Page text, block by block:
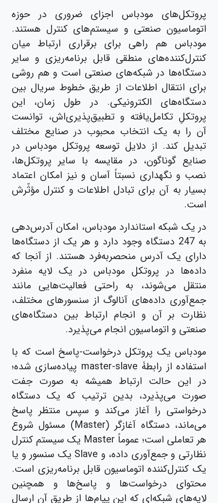
پروتکل‌های مودباس اجزای ضروری در حوزه
اتوماسیون صنعتی و سیستم‌های کنترل هستند.
مودباس هم راهی برای برقراری ارتباط میان
کنترل‌کننده‌های منطقی قابل برنامه‌ریزی و سایر
دستگاه‌ها در شبکه‌های صنعتی است و هم روشی
برای انتقال اطلاعات از طریق خطوط سریال بین
دستگاه‌های الکترونیکی. در طول زمان، این
پروتکلِ تکامل‌‌یافته و تطبیق‌پذیری‌اش، توانست
آن را به یک انتخاب محبوب در صنایع مختلف
تبدیل کند. از دلایل توسعه پروتکل مودباس در
صنایع گوناگون، در مقایسه با سایر پروتکل‌ها،
نصب و نگهداری نسبتاً آسان و نیز امکان اعتماد
بسیار به آن برای تبادل اطلاعات و کنترل مؤثّرش
است.
در یک شبکه استاندارد مودباس، امکان آدرس‌دهی
به 247 دستگاه وجود دارد و هر یک از دستگاه‌ها
دارای یک آدرس منحصربه‌فرد هستند. از آنجا که
داده‌ها در پروتکل مودباس در یک لایه منفرد
منتقل می‌شوند، به راحتی فعالیت‌هایی مانند
جمع‌آوری داده‌های آنالوگ از سنسورهای مختلف،
نظارت بر آن و انجام ارتباط بین دستگاه‌های
صنعتی و اتوماسیون انجام می‌پذیرد.
مودباس یک پروتکل درخواست-پاسخ است که با
استفاده از رابطۀ master-slave پیاده‌سازی شده؛
در این حالت ارتباط همیشه به صورت جفت
صورت می‌پذیرد، بدین ترتیب که یک دستگاه
درخواستی را آغاز می‌کند و سپس منتظر پاسخ
می‌ماند، دستگاه آغازگر (Master) مسئول شروع
هر تعاملی است؛ عموماً Master یک سیستم کنترل
نظارتی و جمع‌آوری داده، و Slave یک سنسور و یا
یک کنترل‌کننده اتوماسیون قابل برنامه‌ریزی است.
محتوای درخواست‌ها و پاسخ‌ها و همچنین
لایه‌های شبکه‌ای که این پیام‌ها از طریق آن ارسال